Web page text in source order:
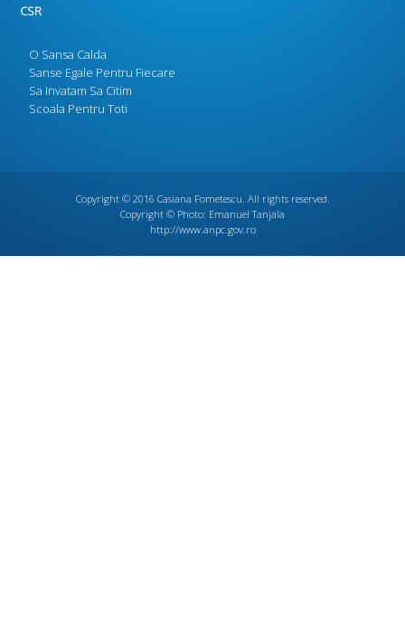
CSR
O Sansa Calda
Sanse Egale Pentru Fiecare
Sa Invatam Sa Citim
Scoala Pentru Toti
Copyright © 2016 Casiana Fometescu. All rights reserved.
Copyright © Photo: Emanuel Tanjala
http://www.anpc.gov.ro